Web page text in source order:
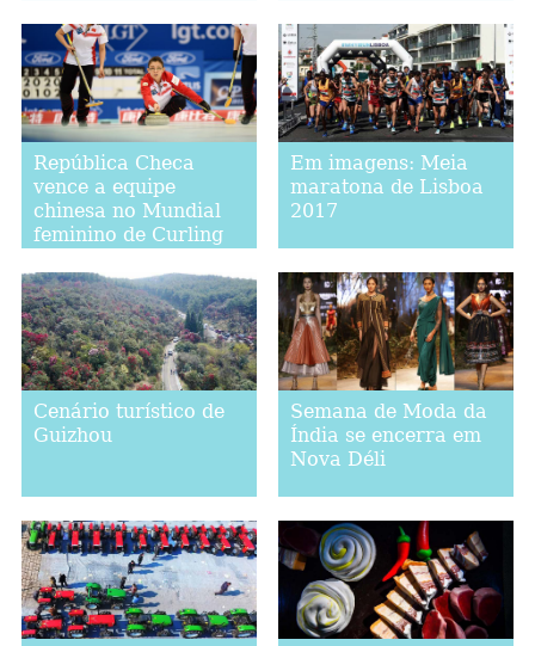
República Checa
vence a equipe
chinesa no Mundial
feminino de Curling
Em imagens: Meia
maratona de Lisboa
2017
Cenário turístico de
Guizhou
Semana de Moda da
Índia se encerra em
Nova Déli